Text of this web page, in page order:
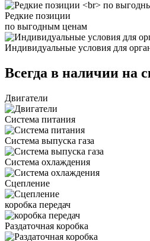
Редкие позиции
по выгодным ценам
Индивидуальные условия для
Всегда в наличии на
Двигатели
Система питания
Система выпуска газа
Система охлаждения
Сцепление
коробка передач
Раздаточная коробка